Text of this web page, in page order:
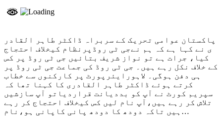
پاکستان عوامی تحریک کے سربراہ ڈاکٹر طاہر القادر
ی نے کہا ہے کہ ہم نےجی ٹی روڈپرنظام کیخلاف احتجاج
کیا، جرات ہے تو نواز شریف بتائیں جی ٹی روڈ پر کس
کے خلاف نکل رہے ہیں۔ جی ٹی روڈ کی جماعت جی ٹی روڈ پر
ہی دفن ہوگی۔ لاہورایئرپورٹ پر کارکنوں سے خطاب
کرتے ہوئے ڈاکٹر طاہر القادری کا کہنا تھا کہ
سپریم کورٹ نے آپ کو بددیانت قراردیاتو آپ سازشیں
تلاش کر رہے ہیں،آپ نام لیں کس کیخلاف احتجاج کر رہے
ہیں تاکہ دودھ کا دودھ پانی کاپانی ہو،نام…